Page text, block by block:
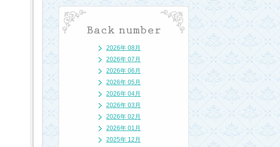
2026年 08月
2026年 07月
2026年 06月
2026年 05月
2026年 04月
2026年 03月
2026年 02月
2026年 01月
2025年 12月